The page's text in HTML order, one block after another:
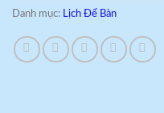
Danh mục: Lịch Để Bàn